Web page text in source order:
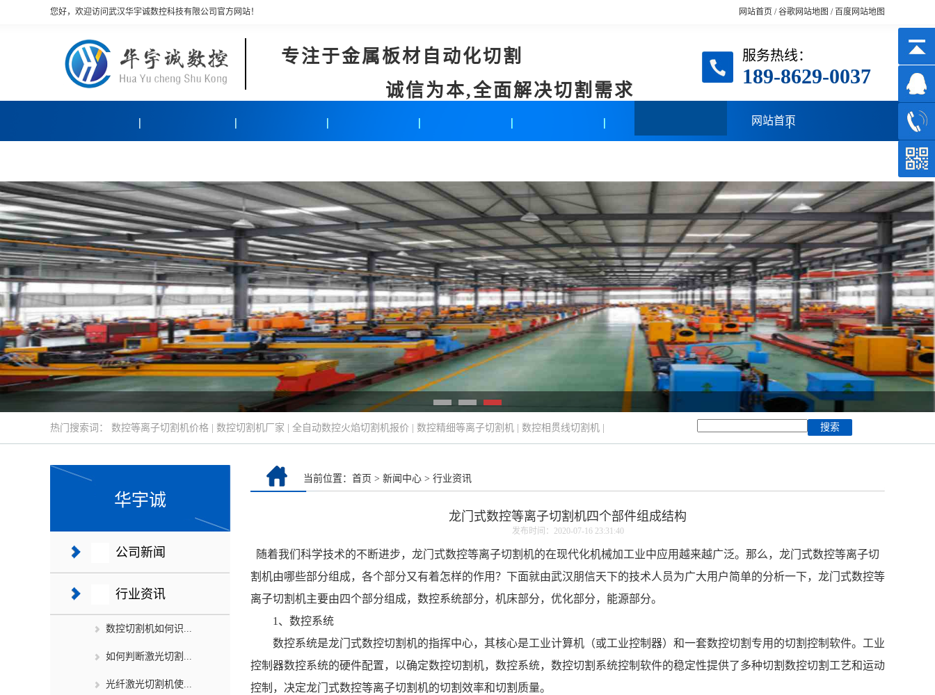
您好，欢迎访问武汉华宇诚数控科技有限公司官方网站！ 网站首页 /谷歌网站地图 / 百度网站地图
专注于金属板材自动化切割
诚信为本,全面解决切割需求
服务热线：
189-8629-0037
网站首页
热门搜索词： 数控等离子切割机价格 数控切割机厂家 全自动数控火焰切割机报价 数控精细等离子切割机 数控相贯线切割机
华宇诚
公司新闻
行业资讯
数控切割机如何识...
如何判断激光切割...
光纤激光切割机使...
当前位置： 首页 > 新闻中心 > 行业资讯
龙门式数控等离子切割机四个部件组成结构
发布时间：2020-07-16 23:31:40
随着我们科学技术的不断进步， 龙门式数控等离子切割机的在现代化机械加工业中应用越来越广泛。那么，龙门式数控等离子切
割机由哪些部分组成，各个部分又有着怎样的作用？下面就由武汉朋信天下的技术人员为广大用户简单的分析一下，龙门式数控等
离子切割机主要由四个部分组成，数控系统部分，机床部分，优化部分，能源部分。
1、数控系统
数控系统是龙门式数控切割机的指挥中心，其核心是工业计算机（或工业控制器）和一套数控切割专用的切割控制软件。工业
控制器数控系统的硬件配置，以确定数控切割机，数控系统，数控切割系统控制软件的稳定性提供了多种切割数控切割工艺和运动
控制，决定龙门式数控等离子切割机的切割效率和切割质量。